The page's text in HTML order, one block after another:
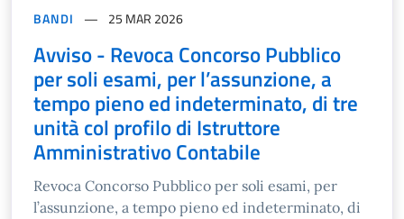
BANDI 25 MAR 2026
Avviso - Revoca Concorso Pubblico
per soli esami, per l’assunzione, a
tempo pieno ed indeterminato, di tre
unità col profilo di Istruttore
Amministrativo Contabile
Revoca Concorso Pubblico per soli esami, per
l’assunzione, a tempo pieno ed indeterminato, di